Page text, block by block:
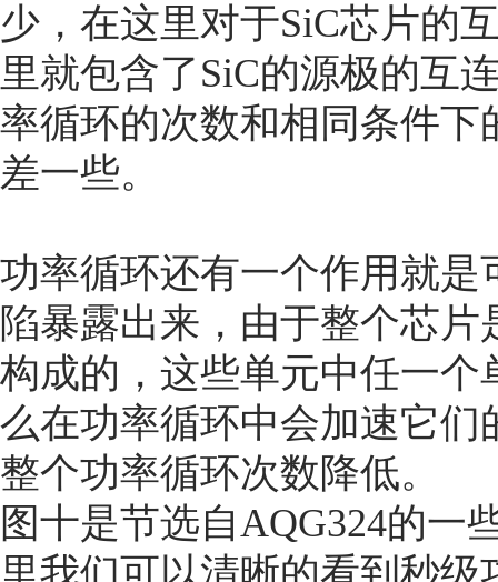
少，在这里对于SiC芯片的
里就包含了SiC的源极的互
率循环的次数和相同条件
差一些。
功率循环还有一个作用就
陷暴露出来，由于整个芯
构成的，这些单元中任一
么在功率循环中会加速它
整个功率循环次数降低。
图十是节选自AQG324的一
里我们可以清晰的看到秒级